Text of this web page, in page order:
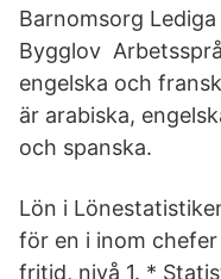
Barnomsorg
Bygglov
engelska och
är arabiska,
och spanska.
Lön i
för en i inom
fritid, nivå 1. *